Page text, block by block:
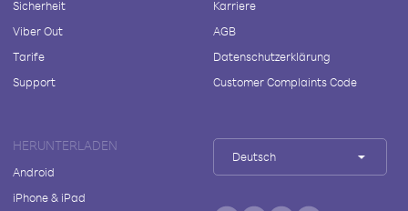
Sicherheit
Viber Out
Tarife
Support
Karriere
AGB
Datenschutzerklärung
Customer Complaints Code
HERUNTERLADEN
Android
iPhone & iPad
Deutsch